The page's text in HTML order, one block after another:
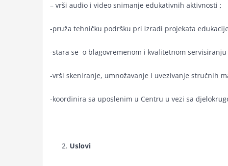
– vrši audio i video snimanje edukativnih aktivnosti ;
-pruža tehničku podršku pri izradi projekata
-stara se o blagovremenom i kvalitetnom
-vrši skeniranje, umnožavanje i uvezivanje stručnih
-koordinira sa uposlenim u Centru u vezi sa
Uslovi